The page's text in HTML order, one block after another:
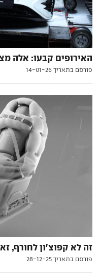
האירופים קבעו: אלה
פורסם בתאריך 14-01-26
זה לא קפוצ'ון לחורף,
פורסם בתאריך 28-12-25